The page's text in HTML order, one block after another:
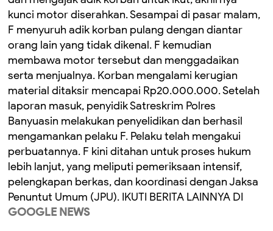
kunci motor diserahkan. Sesampai di pasar malam,
F menyuruh adik korban pulang dengan diantar
orang lain yang tidak dikenal. F kemudian
membawa motor tersebut dan menggadaikan
serta menjualnya. Korban mengalami kerugian
material ditaksir mencapai Rp20.000.000. Setelah
laporan masuk, penyidik Satreskrim Polres
Banyuasin melakukan penyelidikan dan berhasil
mengamankan pelaku F. Pelaku telah mengakui
perbuatannya. F kini ditahan untuk proses hukum
lebih lanjut, yang meliputi pemeriksaan intensif,
pelengkapan berkas, dan koordinasi dengan Jaksa
Penuntut Umum (JPU). IKUTI BERITA LAINNYA DI
GOOGLE NEWS